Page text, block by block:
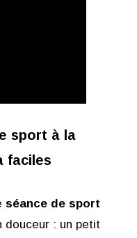
sport à la
faciles
séance de sport
douceur : un petit